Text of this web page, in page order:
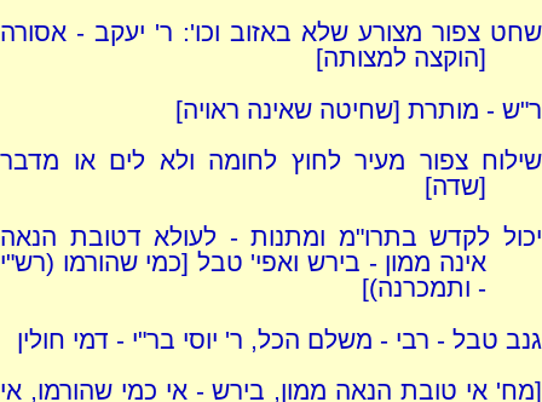
שחט צפור מצורע שלא באזוב וכו': ר' יעקב - אסורה
[הוקצה למצותה]
ר"ש - מותרת [שחיטה שאינה ראויה]
שילוח צפור מעיר לחוץ לחומה ולא לים או מדבר
[שדה]
יכול לקדש בתרו"מ ומתנות - לעולא דטובת הנאה
אינה ממון - בירש ואפי' טבל [כמי שהורמו (רש"י
- ותמכרנה)]
גנב טבל - רבי - משלם הכל, ר' יוסי בר"י - דמי חולין
[מח' אי טובת הנאה ממון, בירש - אי כמי שהורמו, אי